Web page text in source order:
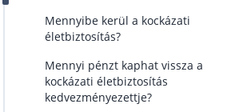
Mennyibe kerül a kockázati
életbiztosítás?
Mennyi pénzt kaphat vissza a
kockázati életbiztosítás
kedvezményezettje?